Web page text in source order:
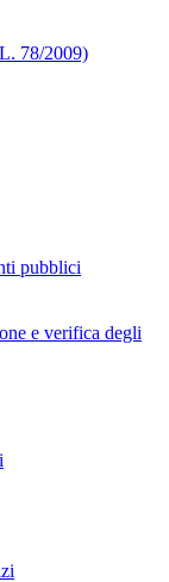
78/2009)
pubblici
e verifica degli